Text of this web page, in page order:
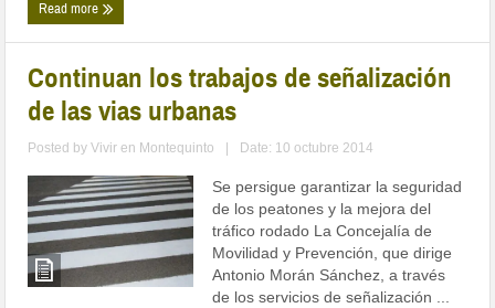
Read more
Continuan los trabajos de señalización
de las vias urbanas
Posted byVivir en Montequinto Date: 10 octubre 2014
Se persigue garantizar la seguridad
de los peatones y la mejora del
tráfico rodado La Concejalía de
Movilidad y Prevención, que dirige
Antonio Morán Sánchez, a través
de los servicios de señalización ...